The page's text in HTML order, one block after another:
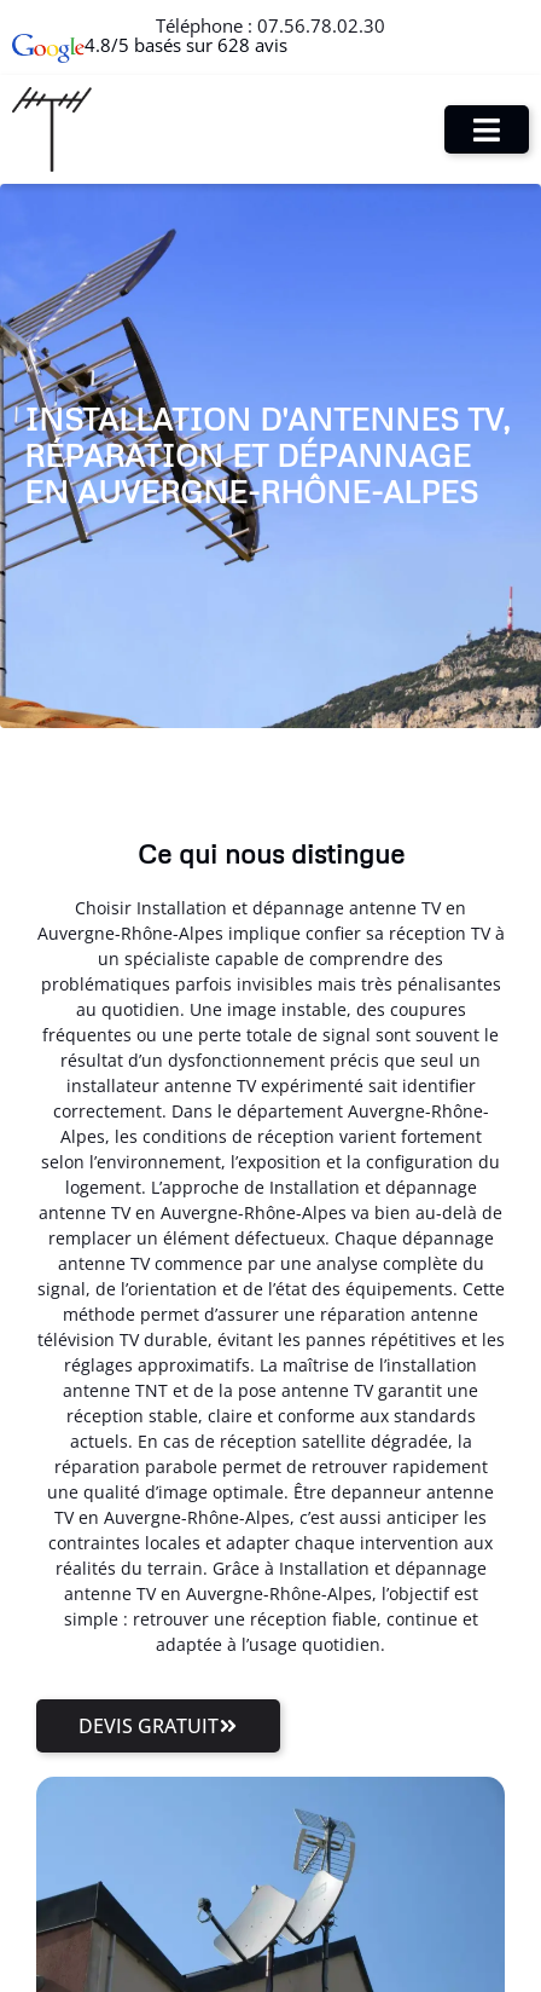
Téléphone : 07.56.78.02.30
4.8/5 basés sur 628 avis
INSTALLATION D'ANTENNES TV,
RÉPARATION ET DÉPANNAGE
EN AUVERGNE-RHÔNE-ALPES
Ce qui nous distingue
Choisir Installation et dépannage antenne TV en
Auvergne-Rhône-Alpes implique confier sa réception TV à
un spécialiste capable de comprendre des
problématiques parfois invisibles mais très pénalisantes
au quotidien. Une image instable, des coupures
fréquentes ou une perte totale de signal sont souvent le
résultat d’un dysfonctionnement précis que seul un
installateur antenne TV expérimenté sait identifier
correctement. Dans le département Auvergne-Rhône-
Alpes, les conditions de réception varient fortement
selon l’environnement, l’exposition et la configuration du
logement. L’approche de Installation et dépannage
antenne TV en Auvergne-Rhône-Alpes va bien au-delà de
remplacer un élément défectueux. Chaque dépannage
antenne TV commence par une analyse complète du
signal, de l’orientation et de l’état des équipements. Cette
méthode permet d’assurer une réparation antenne
télévision TV durable, évitant les pannes répétitives et les
réglages approximatifs. La maîtrise de l’installation
antenne TNT et de la pose antenne TV garantit une
réception stable, claire et conforme aux standards
actuels. En cas de réception satellite dégradée, la
réparation parabole permet de retrouver rapidement
une qualité d’image optimale. Être depanneur antenne
TV en Auvergne-Rhône-Alpes, c’est aussi anticiper les
contraintes locales et adapter chaque intervention aux
réalités du terrain. Grâce à Installation et dépannage
antenne TV en Auvergne-Rhône-Alpes, l’objectif est
simple : retrouver une réception fiable, continue et
adaptée à l’usage quotidien.
DEVIS GRATUIT